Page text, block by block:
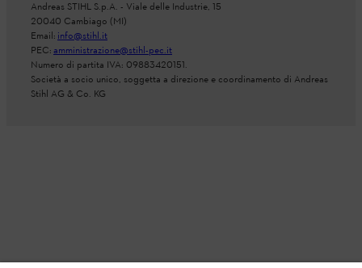
Andreas STIHL S.p.A. - Viale delle Industrie, 15
20040 Cambiago (MI)
Email: info@stihl.it
PEC:amministrazione@stihl-pec.it
Numero di partita IVA: 09883420151.
Società a socio unico, soggetta a direzione e coordinamento di Andreas
Stihl AG & Co. KG